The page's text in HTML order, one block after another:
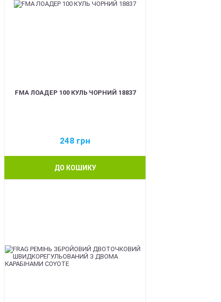
FMA ЛОАДЕР 100 КУЛЬ ЧОРНИЙ 18837
248 грн
ДО КОШИКУ